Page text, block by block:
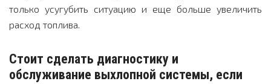
только усугубить ситуацию и еще больше увеличить
расход топлива.
Стоит сделать диагностику и
обслуживание выхлопной системы, если